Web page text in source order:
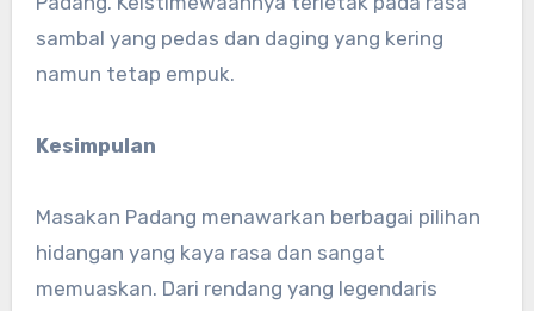
sambal yang pedas dan daging yang kering
namun tetap empuk.
Kesimpulan
Masakan Padang menawarkan berbagai pilihan
hidangan yang kaya rasa dan sangat
memuaskan. Dari rendang yang legendaris